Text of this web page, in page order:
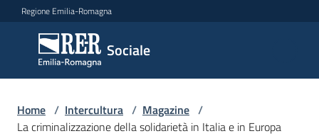
Vai al contenuto
Vai alla navigazione
Vai al footer
Regione Emilia-Romagna
Sociale
Sociale
Argomenti
Home / Intercultura / Magazine /
La criminalizzazione della solidarietà in Italia e in Europa